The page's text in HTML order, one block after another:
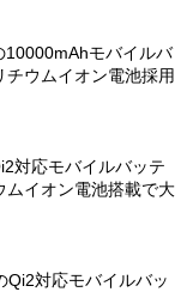
10000mAhモバイルバ
ウムイオン電池採用
対応モバイルバッテ
イオン電池搭載で大
Qi2対応モバイルバッ